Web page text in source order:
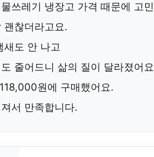
쓰레기 냉장고 가격 때문에 고
괜찮더라고요.
새도 안 나고
줄어드니 삶의 질이 달라졌어
원에 구매했어요.
서 만족합니다.